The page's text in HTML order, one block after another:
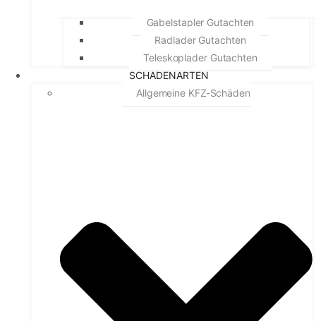
Gabelstapler Gutachten
Radlader Gutachten
Teleskoplader Gutachten
SCHADENARTEN
Allgemeine KFZ-Schäden